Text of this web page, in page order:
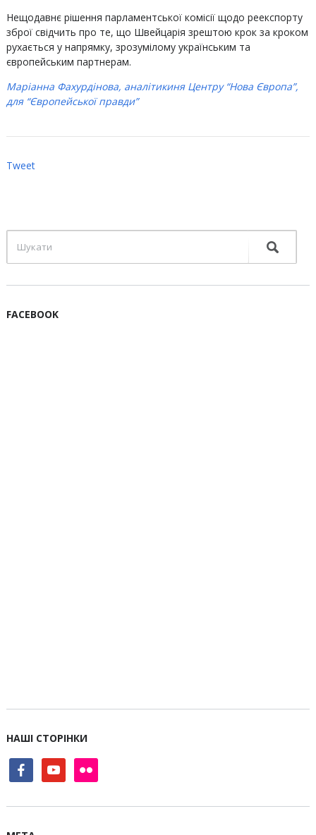
Нещодавнє рішення парламентської комісії щодо реекспорту
зброї свідчить про те, що Швейцарія зрештою крок за кроком
рухається у напрямку, зрозумілому українським та
європейським партнерам.
Маріанна Фахурдінова, аналітикиня Центру “Нова Європа”,
для “Європейської правди”
Tweet
FACEBOOK
НАШІ СТОРІНКИ
facebookyoutube flickr